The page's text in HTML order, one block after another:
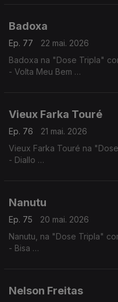
Badoxa
Ep. 77
22 mai. 2026
Badoxa na "Dose Tripla"
- Volta Meu Bem
Vieux Farka Touré
Ep. 76
21 mai. 2026
Vieux Farka Touré na
- Diallo
Nanutu
Ep. 75
20 mai. 2026
Nanutu, na "Dose Tripla"
- Bisa
Nelson Freitas